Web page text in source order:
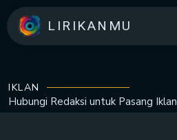
LIRIKANMU
IKLAN
Hubungi Redaksi untuk Pasang Iklan